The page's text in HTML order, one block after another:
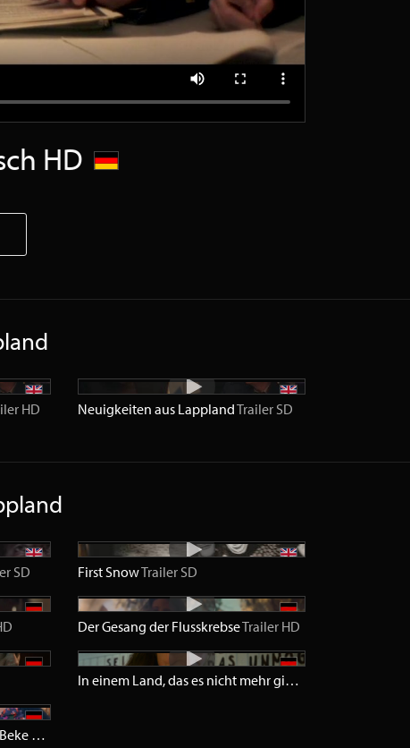
HD
HD Neuigkeiten aus LapplandTrailer SD
SD First SnowTrailer SD
Der Gesang der FlusskrebseTrailer HD
In einem Land, das es nicht mehr gibt
Neuer Wind im Alten Land 1 - Beke wirbelt auf & Gestrandet